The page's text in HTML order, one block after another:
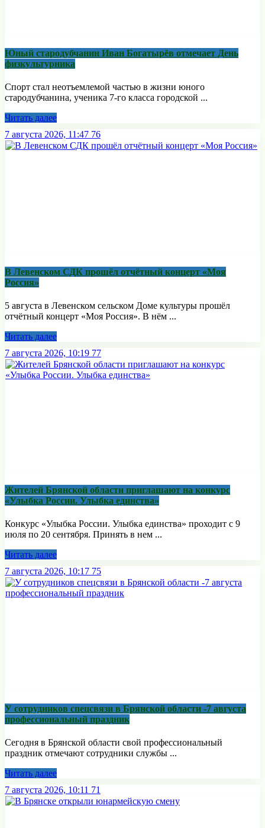
Юный стародубчанин Иван Богатырёв отмечает День
физкультурника
Спорт стал неотъемлемой частью в жизни юного
стародубчанина, ученика 7-го класса городской ...
Читать далее
7 августа 2026, 11:47 76
В Левенском СДК прошёл отчётный концерт «Моя
Россия»
5 августа в Левенском сельском Доме культуры прошёл
отчётный концерт «Моя Россия». В нём ...
Читать далее
7 августа 2026, 10:19 77
Жителей Брянской области приглашают на конкурс
«Улыбка России. Улыбка единства»
Конкурс «Улыбка России. Улыбка единства» проходит с 9
июля по 20 сентября. Принять в нем ...
Читать далее
7 августа 2026, 10:17 75
У сотрудников спецсвязи в Брянской области -7 августа
профессиональный праздник
Сегодня в Брянской области свой профессиональный
праздник отмечают сотрудники службы ...
Читать далее
7 августа 2026, 10:11 71